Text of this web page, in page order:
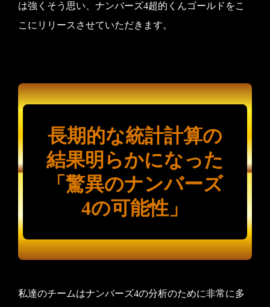
は強くそう思い、ナンバーズ4超的くんゴールドをこ
こにリリースさせていただきます。
長期的な統計計算の
結果明らかになった
「驚異のナンバーズ
4の可能性」
私達のチームはナンバーズ4の分析のために非常に多